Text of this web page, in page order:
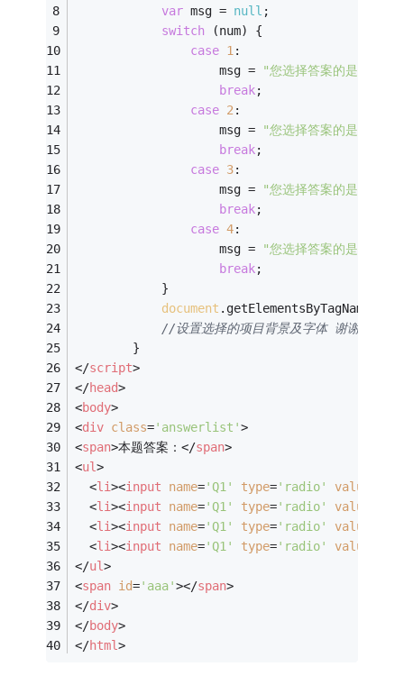
var msg = null ;
switch (num) {
case 1 :
                    msg =
"您选择答案的是A。"
break;
case 2 :
                    msg =
"您选择答案的是B。"
break;
case 3:
                    msg =
"您选择答案的是C。"
break;
case 4:
                    msg =
"您选择答案的是D。"
break;
            }
document .getElementsByTagName(
//设置选择的项目背景及字体 谢谢
        }
</script>
</head>
<body>
<div class='answerlist'>
<span>本题答案：</span>
<ul>
<li><input name='Q1' type='radio' value
<li><input name='Q1' type='radio' value
<li><input name='Q1' type='radio' value
<li><input name='Q1' type='radio' value
</ul>
<span id='aaa'></span>
</div>
</body>
</html>